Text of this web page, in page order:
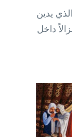
يدين
داخل